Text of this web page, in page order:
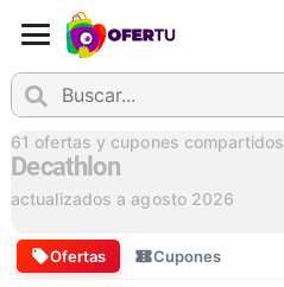
61 ofertas y cupones compartidos
Decathlon
actualizados a agosto 2026
Ofertas Cupones